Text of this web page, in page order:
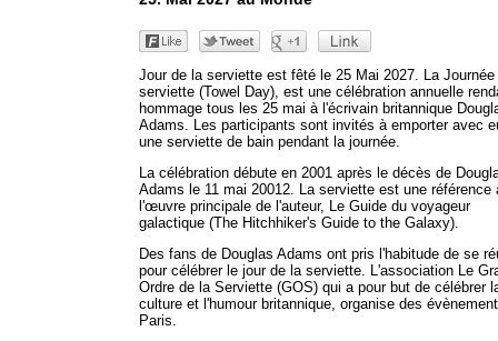
Jour de la serviette est fêté le 25 Mai 2027. La Journée
serviette (Towel Day), est une célébration annuelle
hommage tous les 25 mai à l'écrivain britannique
Adams. Les participants sont invités à emporter avec
une serviette de bain pendant la journée.
La célébration débute en 2001 après le décès de
Adams le 11 mai 20012. La serviette est une référence
l'œuvre principale de l'auteur, Le Guide du voyageur
galactique (The Hitchhiker's Guide to the Galaxy).
Des fans de Douglas Adams ont pris l'habitude de se
pour célébrer le jour de la serviette. L'association Le
Ordre de la Serviette (GOS) qui a pour but de célébrer
culture et l'humour britannique, organise des
Paris.